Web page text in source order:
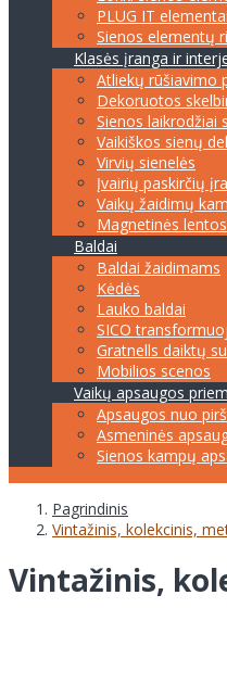
PLUG IT elementai
Sienos elementų
Klasės įranga ir
Atliekų rūšiavimo
Dekoruotos
Sienos laikrodžiai
Vaikiškos sienų
Virvių sienelės
Įvairių paskirčių
Vaikų žaidimų
Magnetinės
Baldai
Baldai žaidimams
Kėdės
Lauko baldai
SICO
Gratnells daiktų
Mobilios scenos
Vaikų apsaugos
Apsaugos nuo
Asmeninės
Sienos kampų
Pagrindinis
Vintažinis, kolekcinis,
Vintažinis,